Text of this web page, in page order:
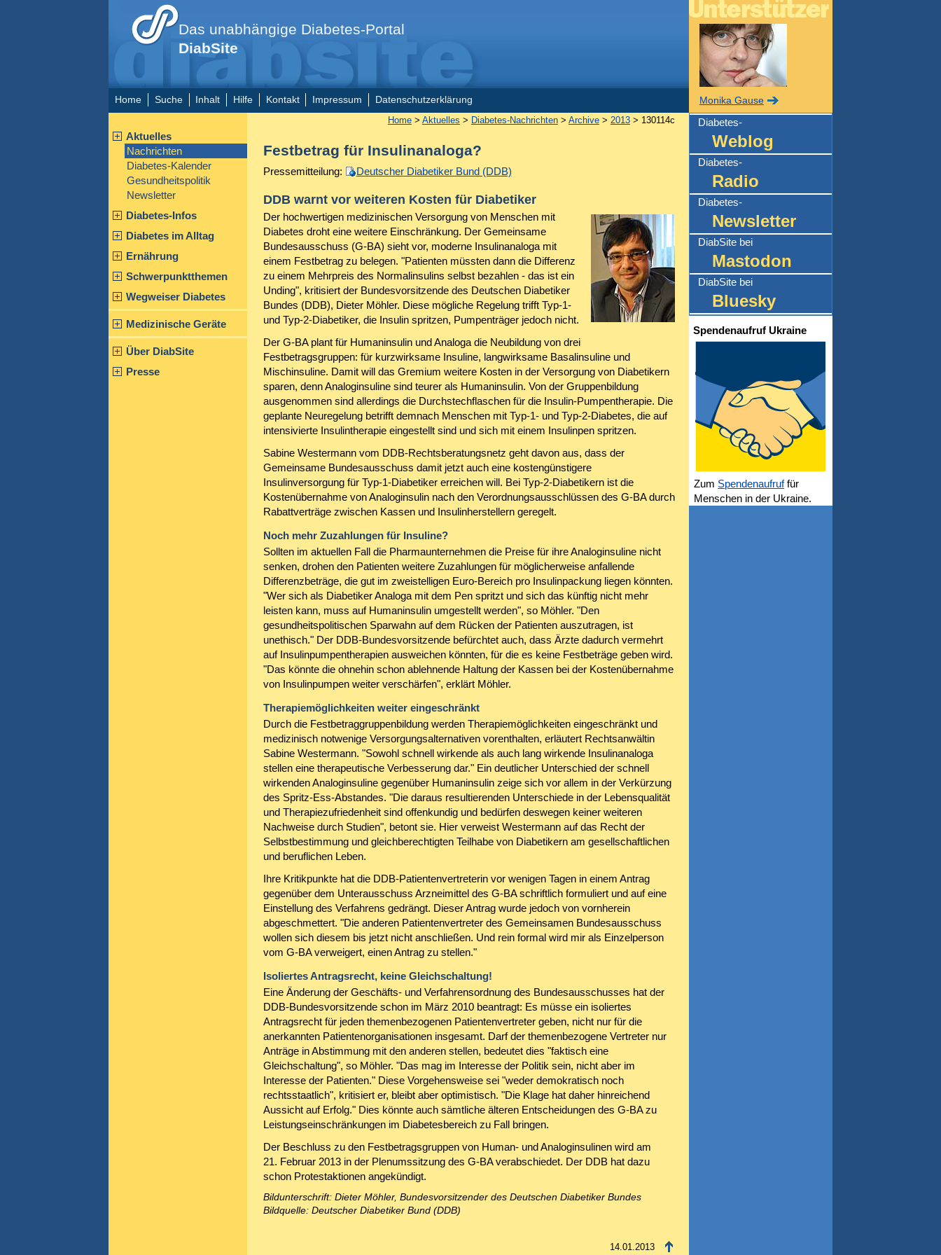
Das unabhängige Diabetes-Portal
DiabSite
Home Suche Inhalt Hilfe Kontakt Impressum Datenschutzerklärung
Aktuelles
Nachrichten
Diabetes-Kalender
Gesundheitspolitik
Newsletter
Diabetes-Infos
Diabetes im Alltag
Ernährung
Schwerpunktthemen
Wegweiser Diabetes
Medizinische Geräte
Über DiabSite
Presse
Home> Aktuelles > Diabetes-Nachrichten> Archive> 2013> 130114c
Festbetrag für Insulinanaloga?
Pressemitteilung: Deutscher Diabetiker Bund (DDB)
DDB warnt vor weiteren Kosten für Diabetiker
Der hochwertigen medizinischen Versorgung von Menschen mit
Diabetes droht eine weitere Einschränkung. Der Gemeinsame
Bundesausschuss (G-BA) sieht vor, moderne Insulinanaloga mit
einem Festbetrag zu belegen. "Patienten müssten dann die Differenz
zu einem Mehrpreis des Normalinsulins selbst bezahlen - das ist ein
Unding", kritisiert der Bundesvorsitzende des Deutschen Diabetiker
Bundes (DDB), Dieter Möhler. Diese mögliche Regelung trifft Typ-1-
und Typ-2-Diabetiker, die Insulin spritzen, Pumpenträger jedoch nicht.
Der G-BA plant für Humaninsulin und Analoga die Neubildung von drei
Festbetragsgruppen: für kurzwirksame Insuline, langwirksame Basalinsuline und
Mischinsuline. Damit will das Gremium weitere Kosten in der Versorgung von Diabetikern
sparen, denn Analoginsuline sind teurer als Humaninsulin. Von der Gruppenbildung
ausgenommen sind allerdings die Durchstechflaschen für die Insulin-Pumpentherapie. Die
geplante Neuregelung betrifft demnach Menschen mit Typ-1- und Typ-2-Diabetes, die auf
intensivierte Insulintherapie eingestellt sind und sich mit einem Insulinpen spritzen.
Sabine Westermann vom DDB-Rechtsberatungsnetz geht davon aus, dass der
Gemeinsame Bundesausschuss damit jetzt auch eine kostengünstigere
Insulinversorgung für Typ-1-Diabetiker erreichen will. Bei Typ-2-Diabetikern ist die
Kostenübernahme von Analoginsulin nach den Verordnungsausschlüssen des G-BA durch
Rabattverträge zwischen Kassen und Insulinherstellern geregelt.
Noch mehr Zuzahlungen für Insuline?
Sollten im aktuellen Fall die Pharmaunternehmen die Preise für ihre Analoginsuline nicht
senken, drohen den Patienten weitere Zuzahlungen für möglicherweise anfallende
Differenzbeträge, die gut im zweistelligen Euro-Bereich pro Insulinpackung liegen könnten.
"Wer sich als Diabetiker Analoga mit dem Pen spritzt und sich das künftig nicht mehr
leisten kann, muss auf Humaninsulin umgestellt werden", so Möhler. "Den
gesundheitspolitischen Sparwahn auf dem Rücken der Patienten auszutragen, ist
unethisch." Der DDB-Bundesvorsitzende befürchtet auch, dass Ärzte dadurch vermehrt
auf Insulinpumpentherapien ausweichen könnten, für die es keine Festbeträge geben wird.
"Das könnte die ohnehin schon ablehnende Haltung der Kassen bei der Kostenübernahme
von Insulinpumpen weiter verschärfen", erklärt Möhler.
Therapiemöglichkeiten weiter eingeschränkt
Durch die Festbetraggruppenbildung werden Therapiemöglichkeiten eingeschränkt und
medizinisch notwenige Versorgungsalternativen vorenthalten, erläutert Rechtsanwältin
Sabine Westermann. "Sowohl schnell wirkende als auch lang wirkende Insulinanaloga
stellen eine therapeutische Verbesserung dar." Ein deutlicher Unterschied der schnell
wirkenden Analoginsuline gegenüber Humaninsulin zeige sich vor allem in der Verkürzung
des Spritz-Ess-Abstandes. "Die daraus resultierenden Unterschiede in der Lebensqualität
und Therapiezufriedenheit sind offenkundig und bedürfen deswegen keiner weiteren
Nachweise durch Studien", betont sie. Hier verweist Westermann auf das Recht der
Selbstbestimmung und gleichberechtigten Teilhabe von Diabetikern am gesellschaftlichen
und beruflichen Leben.
Ihre Kritikpunkte hat die DDB-Patientenvertreterin vor wenigen Tagen in einem Antrag
gegenüber dem Unterausschuss Arzneimittel des G-BA schriftlich formuliert und auf eine
Einstellung des Verfahrens gedrängt. Dieser Antrag wurde jedoch von vornherein
abgeschmettert. "Die anderen Patientenvertreter des Gemeinsamen Bundesausschuss
wollen sich diesem bis jetzt nicht anschließen. Und rein formal wird mir als Einzelperson
vom G-BA verweigert, einen Antrag zu stellen."
Isoliertes Antragsrecht, keine Gleichschaltung!
Eine Änderung der Geschäfts- und Verfahrensordnung des Bundesausschusses hat der
DDB-Bundesvorsitzende schon im März 2010 beantragt: Es müsse ein isoliertes
Antragsrecht für jeden themenbezogenen Patientenvertreter geben, nicht nur für die
anerkannten Patientenorganisationen insgesamt. Darf der themenbezogene Vertreter nur
Anträge in Abstimmung mit den anderen stellen, bedeutet dies "faktisch eine
Gleichschaltung", so Möhler. "Das mag im Interesse der Politik sein, nicht aber im
Interesse der Patienten." Diese Vorgehensweise sei "weder demokratisch noch
rechtsstaatlich", kritisiert er, bleibt aber optimistisch. "Die Klage hat daher hinreichend
Aussicht auf Erfolg." Dies könnte auch sämtliche älteren Entscheidungen des G-BA zu
Leistungseinschränkungen im Diabetesbereich zu Fall bringen.
Der Beschluss zu den Festbetragsgruppen von Human- und Analoginsulinen wird am
21. Februar 2013 in der Plenumssitzung des G-BA verabschiedet. Der DDB hat dazu
schon Protestaktionen angekündigt.
Bildunterschrift: Dieter Möhler, Bundesvorsitzender des Deutschen Diabetiker Bundes
Bildquelle: Deutscher Diabetiker Bund (DDB)
14.01.2013
Monika Gause
Diabetes-
Weblog
Diabetes-
Radio
Diabetes-
Newsletter
DiabSite bei
Mastodon
DiabSite bei
Bluesky
Spendenaufruf Ukraine
Zum Spendenaufruffür
Menschen in der Ukraine.